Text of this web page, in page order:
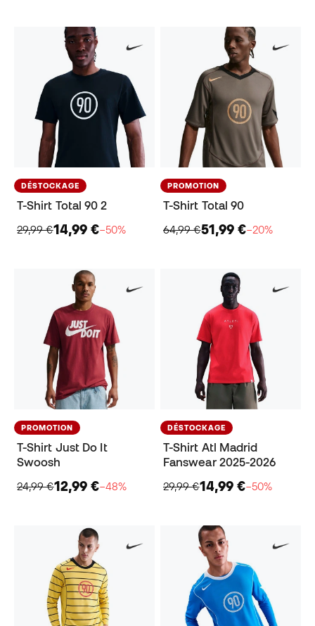
DÉSTOCKAGE
T-Shirt Total 90 2
29,99 €14,99 €−50%
PROMOTION
T-Shirt Total 90
64,99 €51,99 €−20%
PROMOTION
T-Shirt Just Do It
Swoosh
24,99 €12,99 €−48%
DÉSTOCKAGE
T-Shirt Atl Madrid
Fanswear 2025-2026
29,99 €14,99 €−50%